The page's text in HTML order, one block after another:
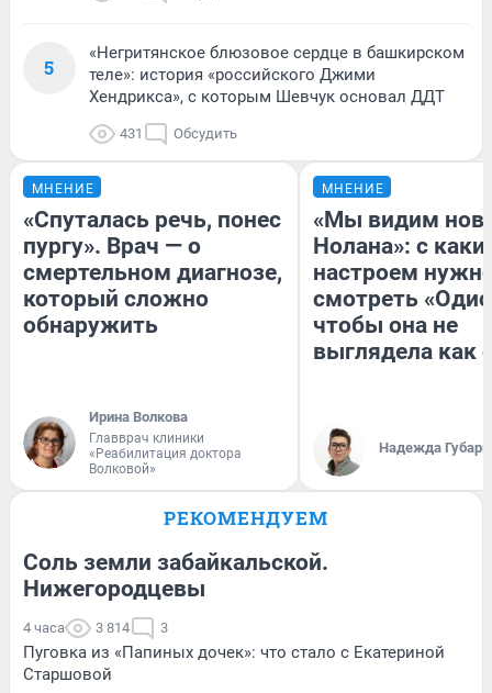
5
«Негритянское блюзовое сердце в башкирском
теле»: история «российского Джими
Хендрикса», с которым Шевчук основал ДДТ
431 Обсудить
МНЕНИЕ
«Спуталась речь, понес
пургу». Врач — о
смертельном диагнозе,
который сложно
обнаружить
Ирина Волкова
Главврач клиники
«Реабилитация доктора
Волковой»
МНЕНИЕ
«Мы видим
Нолана»: с
настроем
смотреть
чтобы она не
выглядела как
Надежда Губарь
РЕКОМЕНДУЕМ
Соль земли забайкальской.
Нижегородцевы
4 часа 3 814 3
Пуговка из «Папиных дочек»: что стало с Екатериной
Старшовой